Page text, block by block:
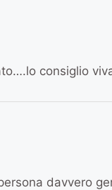
consiglio
davvero